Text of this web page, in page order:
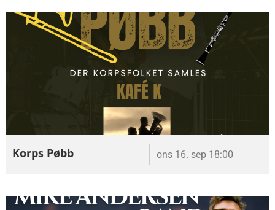
Korps Pøbb ons 16. sep 18:00